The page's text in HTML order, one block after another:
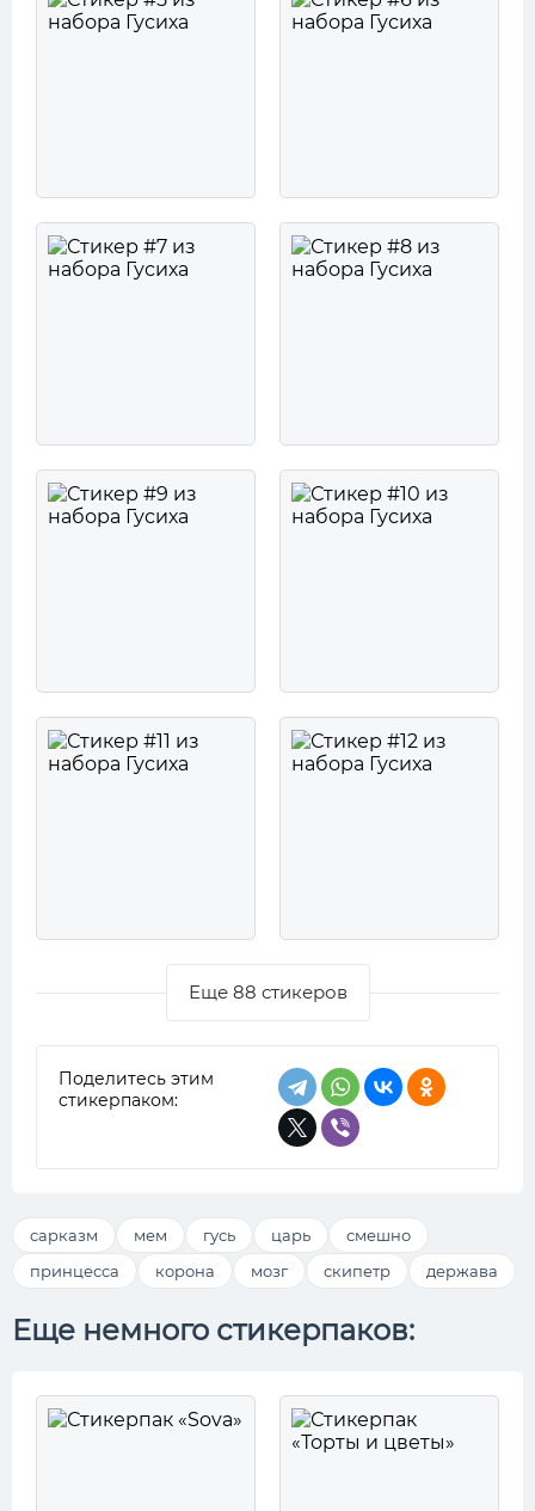
Еще 88 стикеров
Поделитесь этим
стикерпаком:
сарказм мем гусь царь
смешно
принцесса
корона мозг скипетр держава
Еще немного стикерпаков: